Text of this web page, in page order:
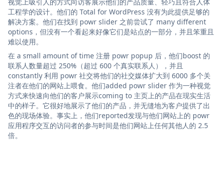
工程学的设计。他们的 Total for WordPress 没有为此提供足够的
解决方案。他们在找到 powr slider 之前尝试了 many different
options，但没有一个看起来好像它们是站点的一部分，并且笨重且
难以使用。
在 a small amount of time 注册 powr popup 后，他们boost 的
联系人数量超过 250%（超过 600 个真实联系人），并且
constantly 利用 powr 社交将他们的社交媒体扩大到 6000 多个关
注者在他们的网站上喂食。他们added powr slider 作为一种视觉
方式来快速向他们的客户展示coming to 主页上的产品在现实生活
中的样子。它很好地展示了他们的产品，并无缝地为客户提供了出
色的现场体验。事实上，他们reported发现与他们网站上的 powr
应用程序交互的访问者的参与时间是他们网站上任何其他人的 2.5
倍。